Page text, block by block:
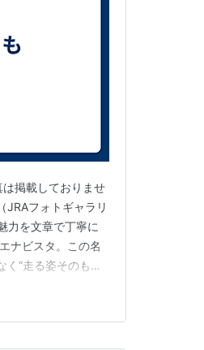
掲載しておりませ
JRAフォトギャラリ
力を文章で丁寧に
ナビスタ。この名
く“走る姿そのも
しい馬”となると、